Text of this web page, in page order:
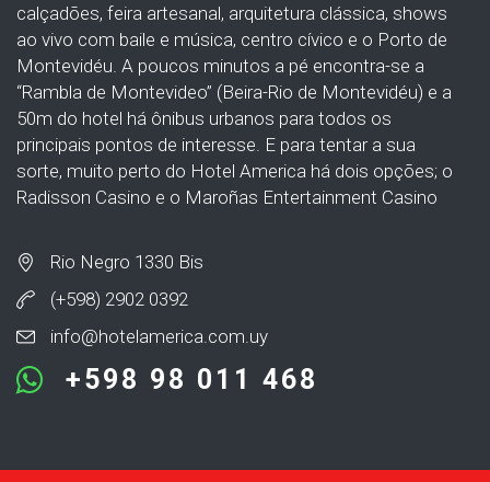
calçadões, feira artesanal, arquitetura clássica, shows
ao vivo com baile e música, centro cívico e o Porto de
Montevidéu. A poucos minutos a pé encontra-se a
“Rambla de Montevideo” (Beira-Rio de Montevidéu) e a
50m do hotel há ônibus urbanos para todos os
principais pontos de interesse. E para tentar a sua
sorte, muito perto do Hotel America há dois opções; o
Radisson Casino e o Maroñas Entertainment Casino
Rio Negro 1330 Bis
(+598) 2902 0392
info@hotelamerica.com.uy
+598 98 011 468